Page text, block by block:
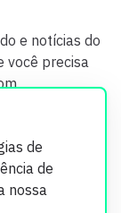
de
de
nossa
e notícias do
você precisa